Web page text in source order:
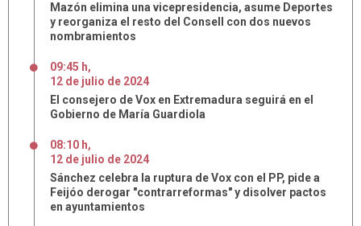
Mazón elimina una vicepresidencia, asume Deportes
y reorganiza el resto del Consell con dos nuevos
nombramientos
09:45 h,
12 de julio de 2024
El consejero de Vox en Extremadura seguirá en el
Gobierno de María Guardiola
08:10 h,
12 de julio de 2024
Sánchez celebra la ruptura de Vox con el PP, pide a
Feijóo derogar "contrarreformas" y disolver pactos
en ayuntamientos